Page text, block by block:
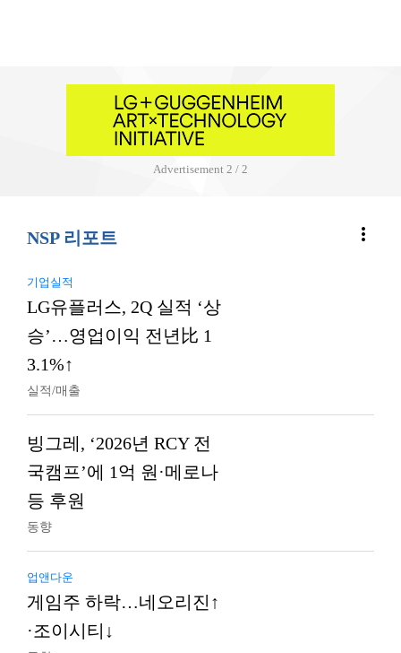
Advertisement 1 / 2
NSP 리포트 more_vert
기업실적
LG유플러스, 2Q 실적 ‘상
승’…영업이익 전년比 1
3.1%↑
실적/매출
빙그레, ‘2026년 RCY 전
국캠프’에 1억 원·메로나
등 후원
동향
업앤다운
게임주 하락…네오리진↑
·조이시티↓